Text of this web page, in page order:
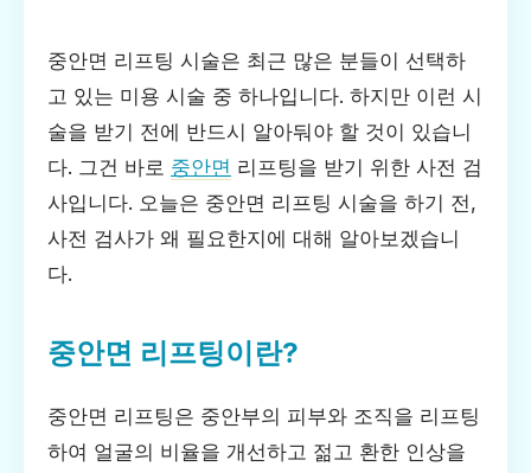
중안면 리프팅 시술은 최근 많은 분들이 선택하
고 있는 미용 시술 중 하나입니다. 하지만 이런 시
술을 받기 전에 반드시 알아둬야 할 것이 있습니
다. 그건 바로 중안면 리프팅을 받기 위한 사전 검
사입니다. 오늘은 중안면 리프팅 시술을 하기 전,
사전 검사가 왜 필요한지에 대해 알아보겠습니
다.
중안면 리프팅이란?
중안면 리프팅은 중안부의 피부와 조직을 리프팅
하여 얼굴의 비율을 개선하고 젊고 환한 인상을